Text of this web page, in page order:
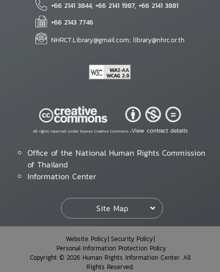
+66 2141 3844, +66 2141 1987, +66 2141 3881
+66 2143 7746
NHRCT.Library@gmail.com; library@nhrc.or.th
All rights reserved under license Creative Commons •View contract details
Office of the National Human Rights Commission
of Thailand
Information Center
Site Map
Website Policy Security Policy
Personal Information Protection Policy
Copyright © 2026 Human Rights Information Center. All
Rights Reserved.